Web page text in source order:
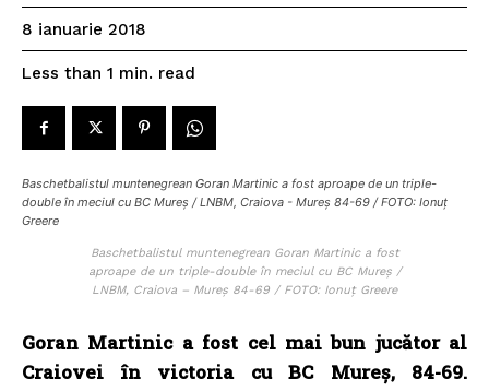
8 ianuarie 2018
Less than 1 min. read
Baschetbalistul muntenegrean Goran Martinic a fost aproape de un triple-
double în meciul cu BC Mureș / LNBM, Craiova - Mureș 84-69 / FOTO: Ionuț
Greere
Baschetbalistul muntenegrean Goran Martinic a fost
aproape de un triple-double în meciul cu BC Mureș /
LNBM, Craiova – Mureș 84-69 / FOTO: Ionuț Greere
Goran Martinic a fost cel mai bun jucător al
Craiovei în victoria cu BC Mureș, 84-69.